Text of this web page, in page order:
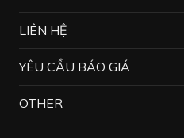
LIÊN HỆ
YÊU CẦU BÁO GIÁ
OTHER